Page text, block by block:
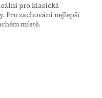
pro klasická
Pro zachování nejlepší
místě.